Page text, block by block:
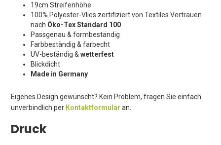
19cm Streifenhöhe
100% Polyester-Vlies zertifiziert von Textiles Vertrauen
nach Öko-Tex Standard 100
Passgenau & formbeständig
Farbbeständig & farbecht
UV-beständig & wetterfest
Blickdicht
Made in Germany
Eigenes Design gewünscht? Kein Problem, fragen Sie einfach
unverbindlich per Kontaktformular an.
Druck